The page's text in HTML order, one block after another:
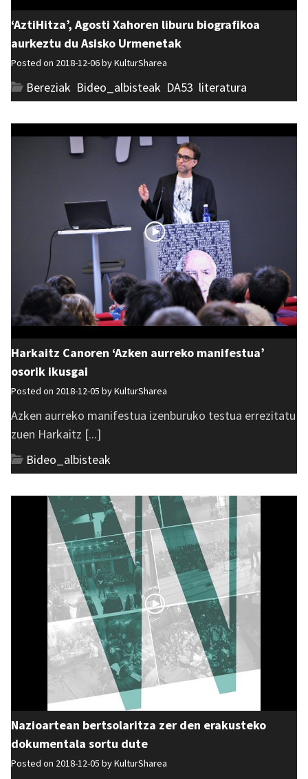
‘AztiHitza’, Agosti Xahoren liburu biografikoa
aurkeztu du Asisko Urmenetak
Posted on 2018-12-06 byKulturSharea
Bereziak Bideo_albisteak DA53 literatura
Harkaitz Canoren ‘Azken aurreko manifestua’
osorik ikusgai
Posted on 2018-12-05 byKulturSharea
Azken aurreko manifestua izenburuko testua errezitatu
zuen Harkaitz [...]
Bideo_albisteak
Nazioartean bertsolaritza zer den erakusteko
dokumentala sortu dute
Posted on 2018-12-05 byKulturSharea